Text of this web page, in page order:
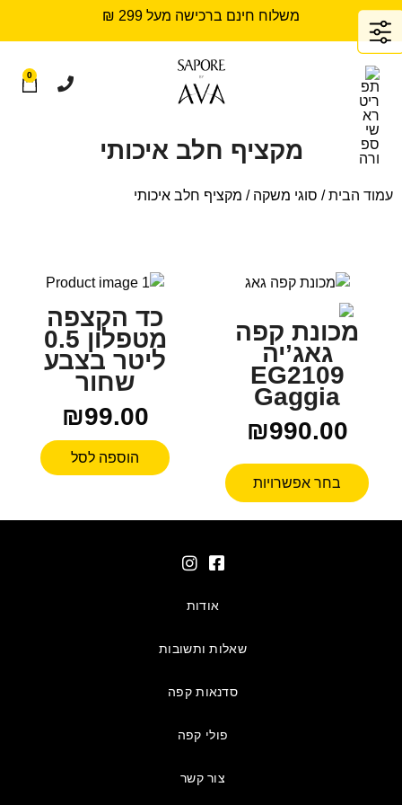
משלוח חינם ברכישה מעל 299 ₪
0
מקציף חלב איכותי
עמוד הבית/ סוגי משקה / מקציף חלב איכותי
מכונת קפה
גאג’יה
EG2109
Gaggia
₪990.00
בחר אפשרויות
כד הקצפה
מטפלון 0.5
ליטר בצבע
שחור
₪99.00
הוספה לסל
אודות
שאלות ותשובות
סדנאות קפה
פולי קפה
צור קשר